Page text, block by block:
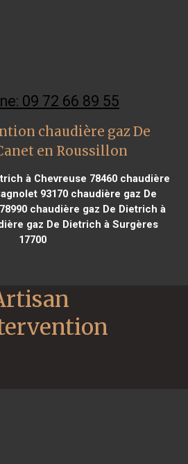
09 72 66 89 55
chaudière gaz De
en Roussillon
à Chevreuse 78460chaudière
93170chaudière gaz De
chaudière gaz De Dietrich à
gaz De Dietrich à Surgères
17700